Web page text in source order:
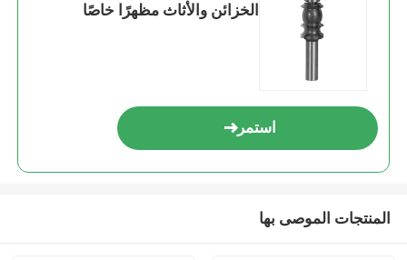
الخزائن والأثاث مظهرًا خاصًا
استمر
المنتجات الموصى بها